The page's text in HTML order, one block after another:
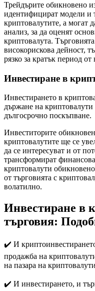
Трейдърите обикновено
идентифицират модели и
криптовалутите, а могат
анализ, за да оценят
криптовалута.
високорискова дейност,
рязко за кратък период от
Инвестиране в
Инвестирането в
държане на криптовалути
дългосрочно поскъпване.
Инвеститорите
криптовалутите ще се
да се интересуват и от
трансформират
криптовалути
от търговията с
волатилно.
Инвестиране в
търговия:
✔️ И
продажба на
на пазара на
✔️ И инвестирането, и